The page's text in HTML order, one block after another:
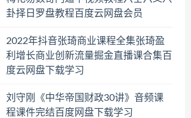
卦择日罗盘教程百度云网盘会员
2022年抖音张琦商业课程全集张琦盈
利增长商业创新流量掘金直播课合集百
度云网盘下载学习
刘守刚《中华帝国财政30讲》音频课
程课件完结百度网盘下载学习